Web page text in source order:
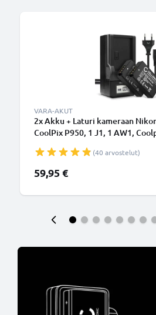
VARA-AKUT
2x Akku + Laturi kameraan
CoolPix P950, 1 J1, 1 AW1,
tuotemerkiltä CELLONIC
(40 arvostelut)
59,95 €